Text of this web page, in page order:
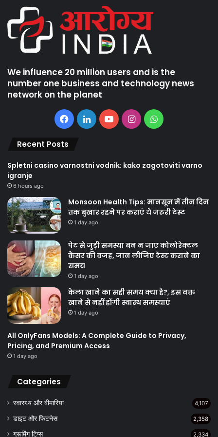
We influence 20 million users and is the
number one business and technology news
network on the planet
Facebook
LinkedInYouTubeInstagramWhatsApp
Recent Posts
Spletni casino varnostni vodnik: kako zagotoviti varno
igranje
6 hours ago
Monsoon Health Tips: मानसून में तीन दिन
तक बुखार रहने पर कराएं ये जरूरी टेस्ट
1 day ago
पेट से जुड़ी समस्या बन न जाए कोलोरेक्टल
कैंसर की वजह, जान लीजिए टेस्ट कराने का
समय
1 day ago
केला खाने का सही समय क्‍या है?, इस वक्त
खाने से नहीं होंगी स्वास्थ समस्याएं
1 day ago
All OnlyFans Models: A Complete Guide to Privacy,
Pricing, and Premium Access
1 day ago
Categories
स्वास्थ्य और बीमारियां 4,107
डाइट और फिटनेस 2,358
ग्रूमिंग टिप्स 2,334